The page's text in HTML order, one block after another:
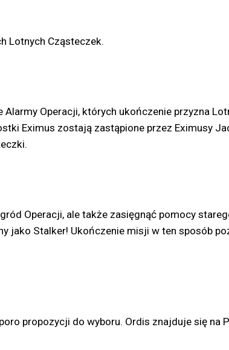
Lotnych Cząsteczek.
Operacji, których ukończenie przyzna
Eximus zostają zastąpione przez Eximusy
Operacji, ale także zasięgnąć pomocy
jako Stalker! Ukończenie misji w ten sposób
propozycji do wyboru. Ordis znajduje się na